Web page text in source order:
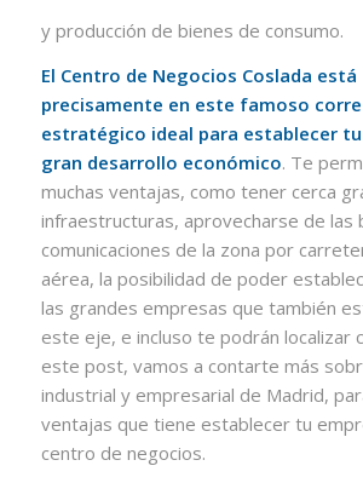
y producción de bienes de consumo.
El Centro de Negocios Coslada está
precisamente en este famoso
estratégico ideal para establecer
gran desarrollo económico. Te
muchas ventajas, como tener cerca
infraestructuras, aprovecharse de las
comunicaciones de la zona por
aérea, la posibilidad de poder
las grandes empresas que también
este eje, e incluso te podrán localizar
este post, vamos a contarte más
industrial y empresarial de Madrid,
ventajas que tiene establecer tu
centro de negocios.